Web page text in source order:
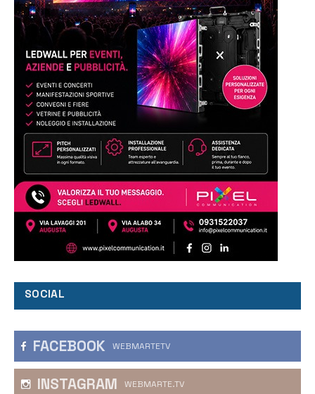
SOCIAL
FACEBOOK WEBMARTETV
INSTAGRAM WEBMARTE.TV